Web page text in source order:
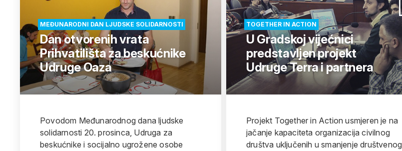
MEĐUNARODNI DAN LJUDSKE SOLIDARNOSTI
Dan otvorenih vrata
Prihvatilišta za beskućnike
Udruge Oaza
Povodom Međunarodnog dana ljudske
solidarnosti 20. prosinca, Udruga za
beskućnike i socijalno ugrožene osobe
TOGETHER IN ACTION
U Gradskoj vijećnici
predstavljen projekt
Udruge Terra i partnera
Projekt Together in Action usmjeren je na
jačanje kapaciteta organizacija civilnog
društva uključenih u smanjenje društvenog